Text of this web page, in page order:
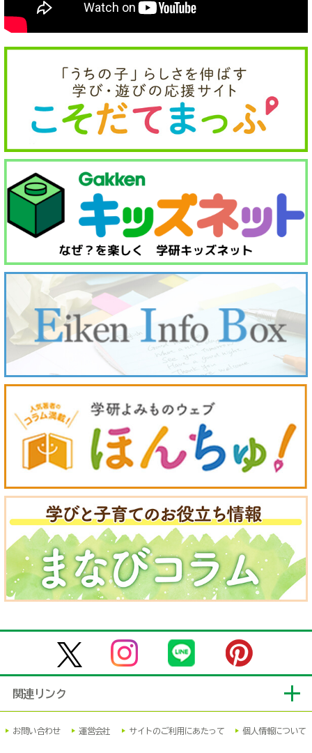
関連リンク
お問い合わせ 運営会社 サイトのご利用にあたって 個人情報について